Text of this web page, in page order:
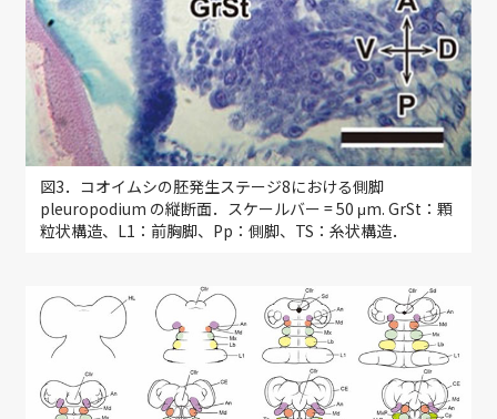
図3．コオイムシの胚発生ステージ8における側脚
pleuropodium の縦断面．スケールバー = 50 μm. GrSt：顆
粒状構造、L1：前胸脚、Pp：側脚、TS：糸状構造．